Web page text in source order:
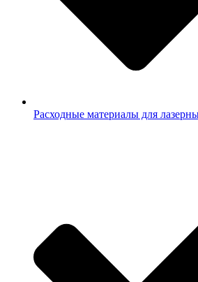
Расходные материалы для